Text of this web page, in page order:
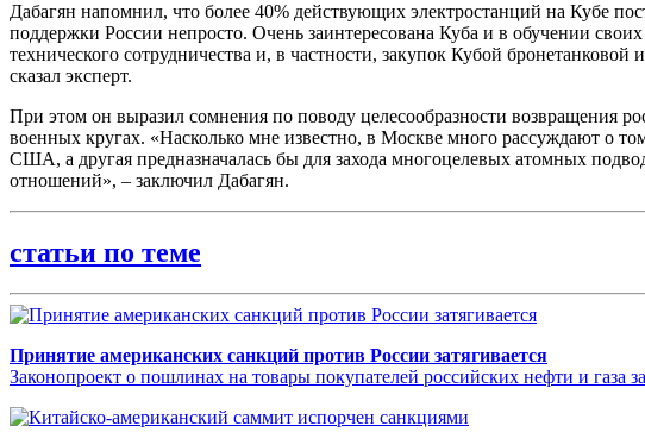
Дабагян напомнил, что более 40% действующих электростанций на Кубе
поддержки России непросто. Очень заинтересована Куба и в обучении
технического сотрудничества и, в частности, закупок Кубой
сказал эксперт.
При этом он выразил сомнения по поводу целесообразности возвращения
военных кругах. «Насколько мне известно, в Москве много рассуждают о
США, а другая предназначалась бы для захода многоцелевых атомных
отношений», – заключил Дабагян.
статьи по теме
Принятие американских санкций против России затягивается
Законопроект о пошлинах на товары покупателей российских нефти и газа